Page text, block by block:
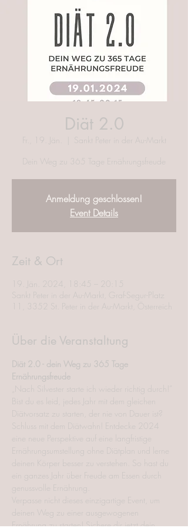
Diät 2.0
Fr., 19. Jän.
Sankt Peter in der Au-Markt
Dein Weg zu 365 Tage Ernährungsfreude
Anmeldung geschlossen!
Event Details
Zeit & Ort
19. Jän. 2024, 18:45 – 20:15
Sankt Peter in der Au-Markt, Graf-Segur-Platz
11, 3352 St. Peter in der Au-Markt, Österreich
Über die Veranstaltung
Diät 2.0 - dein Weg zu 365 Tage
Ernährungsfreude
„Nach Silvester starte ich wieder richtig durch!”
Bist du es leid, jedes Jahr mit dem gleichen
Diätvorsatz zu starten, der nie von Dauer ist?
Schluss mit dem Diätwahn! Entdecke 2024
eine neue Perspektive auf eine langfristige
Ernährungsumstellung ohne Diätplan und lerne
deinen Körper besser zu verstehen. So hast du
ein ganzes Jahr über Freude am Essen durch
genussvolle Ernährung.
Verpasse nicht dieses einzigartige Event, um
deinen Weg zu einer ausgewogenen
Ernährung zu starten! Sichere dir jetzt dein